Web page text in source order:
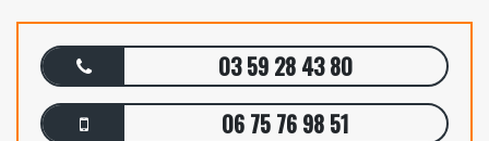
03 59 28 43 80
06 75 76 98 51